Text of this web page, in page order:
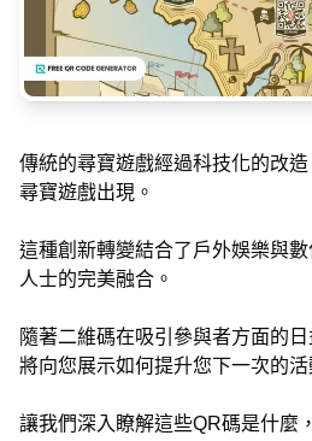
傳統的尋寶遊戲經過科技化的改
尋寶遊戲出現。
這種創新轉變結合了戶外娛樂與
人士的完美融合。
隨著二維碼在吸引參與者方面的
將向您展示如何提升您下一次的活
讓我們深入瞭解這些QR碼是什麼